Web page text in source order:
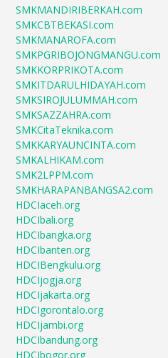
SMKMANDIRIBERKAH.com
SMKCBTBEKASI.com
SMKMANAROFA.com
SMKPGRIBOJONGMANGU.com
SMKKORPRIKOTA.com
SMKITDARULHIDAYAH.com
SMKSIROJULUMMAH.com
SMKSAZZAHRA.com
SMKCitaTeknika.com
SMKKARYAUNCINTA.com
SMKALHIKAM.com
SMK2LPPM.com
SMKHARAPANBANGSA2.com
HDCIaceh.org
HDCIbali.org
HDCIbangka.org
HDCIbanten.org
HDCIBengkulu.org
HDCIjogja.org
HDCIjakarta.org
HDCIgorontalo.org
HDCIjambi.org
HDCIbandung.org
HDCIbogor.org